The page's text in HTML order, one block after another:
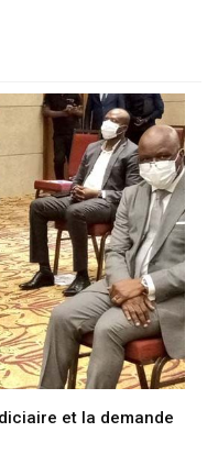
et la demande